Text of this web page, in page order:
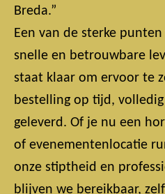
Breda.”
Een van de sterke
snelle en betrouwbare
staat klaar om ervoor te
bestelling op tijd,
geleverd. Of je nu een
of evenementenlocatie
onze stiptheid en
blijven we bereikbaar,